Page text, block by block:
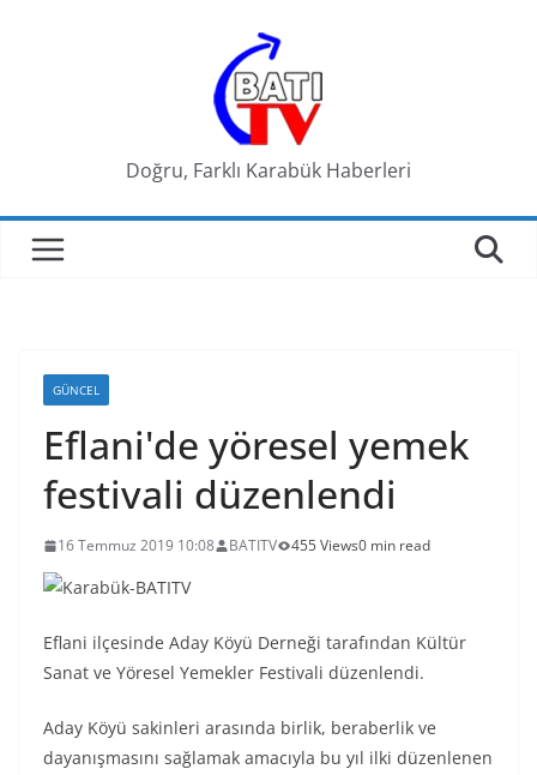
Doğru, Farklı Karabük Haberleri
GÜNCEL
Eflani'de yöresel yemek
festivali düzenlendi
16 Temmuz 2019 10:08 BATITV 455 Views0 min read
Eflani ilçesinde Aday Köyü Derneği tarafından Kültür
Sanat ve Yöresel Yemekler Festivali düzenlendi.
Aday Köyü sakinleri arasında birlik, beraberlik ve
dayanışmasını sağlamak amacıyla bu yıl ilki düzenlenen